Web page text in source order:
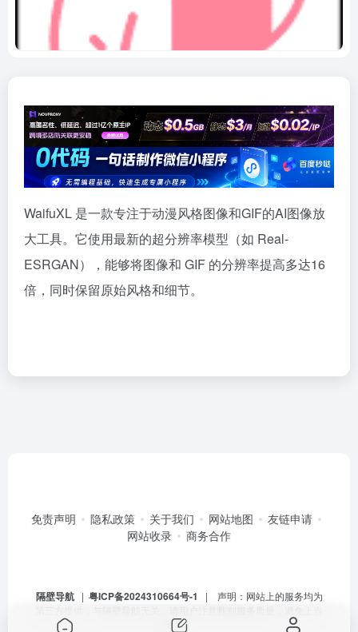
WaifuXL 是一款专注于动漫风格图像和GIF的AI图像放
大工具。它使用最新的超分辨率模型（如 Real-
ESRGAN），能够将图像和 GIF 的分辨率提高多达16
倍，同时保留原始风格和细节。
免责声明 隐私政策 关于我们 网站地图
友链申请
网站收录
商务合作
隔壁导航| 粤ICP备2024310664号-1
| 声明：网站上的服务均为
受骗。